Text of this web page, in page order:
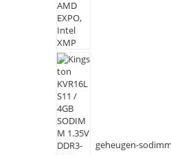
geheugen-sodimm